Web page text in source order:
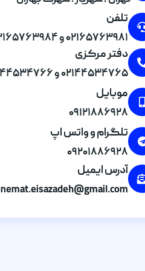
تلفن
۰۲۱۶۵۷۶۳۹۸۱ و ۰۲۱۶۵۷۶۳۹۸۴
دفتر مرکزی
۰۲۱۴۴۵۳۴۷۶۵ و ۰۲۱۴۴۵۳۴۷۶۶
موبایل
۰۹۱۲۱۸۸۶۹۲۸
تلگرام و واتس اپ
۰۹۲۰۱۸۸۶۹۲۸
آدرس ایمیل
nemat.eisazadeh@gmail.com